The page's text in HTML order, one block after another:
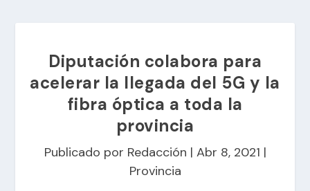
Diputación colabora para
acelerar la llegada del 5G y la
fibra óptica a toda la
provincia
Publicado por Redacción | Abr 8, 2021 |
Provincia